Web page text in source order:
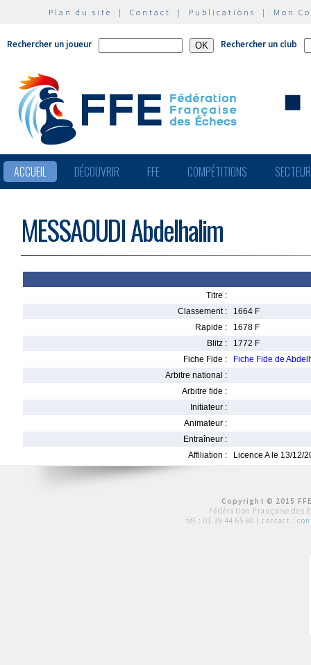
Plan du site | Contact | Publications | Mon
Rechercher un joueur Rechercher un club
ACCUEIL DÉCOUVRIR FFE COMPÉTITIONS
MESSAOUDI Abdelhalim
Titre :
Classement :
1664 F
Rapide :
1678 F
Blitz :
1772 F
Fiche Fide :
Fiche Fide de
Arbitre national :
Arbitre fide :
Initiateur :
Animateur :
Entraîneur :
Affiliation :
Licence A le 13/12/
Copyright © 2015
Fédération Française des
tél : 01 39 44 65 80 | contact :